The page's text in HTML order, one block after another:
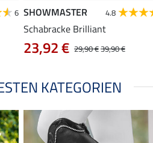
6 SHOWMASTER 4.8
Schabracke Brilliant
29,90 €39,90 €
23,92 €
KATEGORIEN